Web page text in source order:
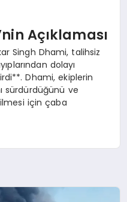
Açıklaması
Singh Dhami, talihsiz
dolayı
Dhami, ekiplerin
sürdürdüğünü ve
için çaba